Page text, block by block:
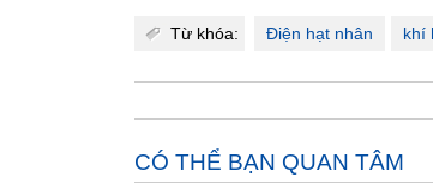
Từ khóa: Điện hạt nhân khí
CÓ THỂ BẠN QUAN TÂM